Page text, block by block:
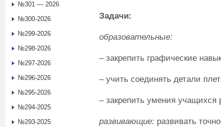
Задачи:
образовательные:
– закрепить графические
– учить соединять детали
– закрепить умения учащихся
развивающие: развивать
№301 — 2026
№300-2026
№299-2026
№298-2026
№297-2026
№296-2026
№295-2026
№294-2025
№293-2025